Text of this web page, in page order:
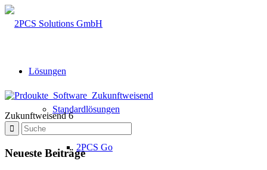
Lösungen
Standardlösungen
2PCS Go
Zukunftweisend 6
Neueste Beiträge